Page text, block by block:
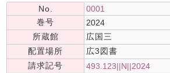
No.
0001
巻号
2024
所蔵館
広国三
配置場所
広3図書
請求記号
493.123||N||2024